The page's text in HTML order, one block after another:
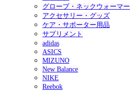
グローブ・ネックウォーマー
アクセサリー・グッズ
ケア・サポーター用品
サプリメント
adidas
ASICS
MIZUNO
New Balance
NIKE
Reebok